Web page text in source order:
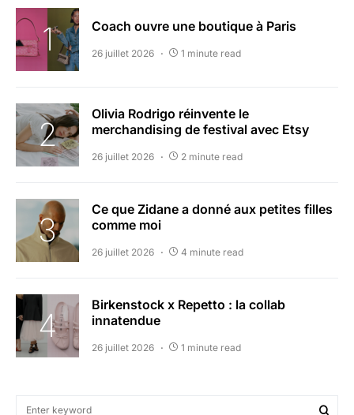
Coach ouvre une boutique à Paris
26 juillet 2026 1 minute read
Olivia Rodrigo réinvente le
merchandising de festival avec Etsy
26 juillet 2026 2 minute read
Ce que Zidane a donné aux petites filles
comme moi
26 juillet 2026 4 minute read
Birkenstock x Repetto : la collab
innatendue
26 juillet 2026 1 minute read